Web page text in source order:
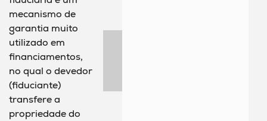
mecanismo de
garantia muito
utilizado em
financiamentos,
no qual o devedor
(fiduciante)
transfere a
propriedade do